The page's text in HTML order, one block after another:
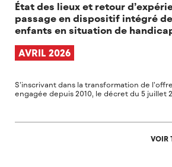
État des lieux et retour
passage en dispositif intégré
enfants en situation de
AVRIL 2026
S’inscrivant dans la transformation de
engagée depuis 2010, le décret du 5 juillet
VOIR